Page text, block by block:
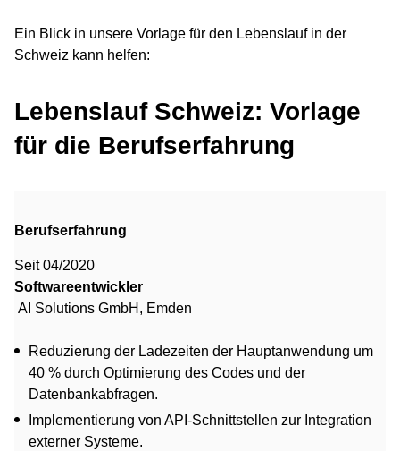
Ein Blick in unsere Vorlage für den Lebenslauf in der
Schweiz kann helfen:
Lebenslauf Schweiz: Vorlage
für die Berufserfahrung
Berufserfahrung
Seit 04/2020
Softwareentwickler
AI Solutions GmbH, Emden
Reduzierung der Ladezeiten der Hauptanwendung um
40 % durch Optimierung des Codes und der
Datenbankabfragen.
Implementierung von API-Schnittstellen zur Integration
externer Systeme.